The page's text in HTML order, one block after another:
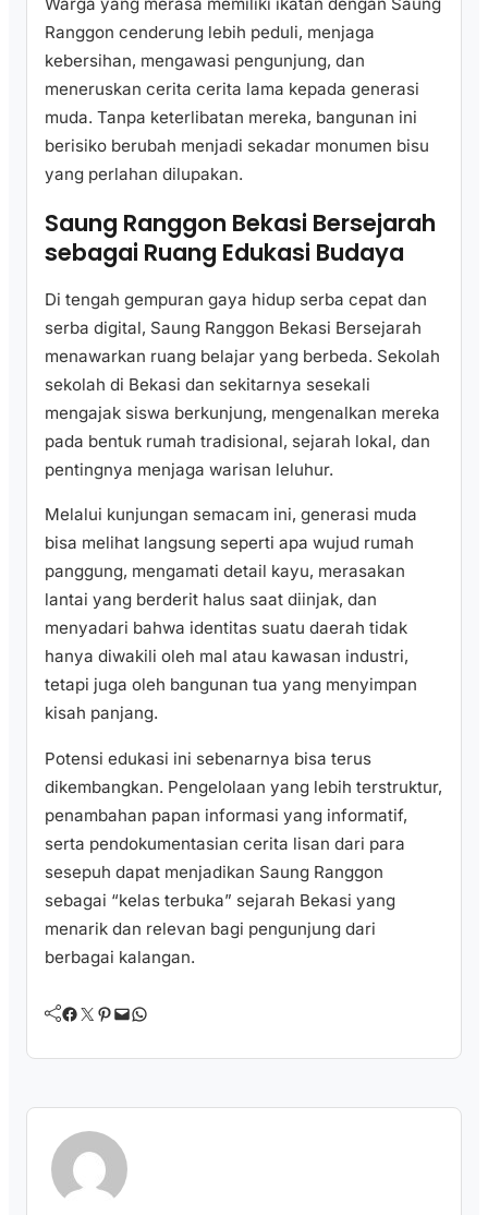
Ranggon cenderung lebih peduli, menjaga
kebersihan, mengawasi pengunjung, dan
meneruskan cerita cerita lama kepada generasi
muda. Tanpa keterlibatan mereka, bangunan ini
berisiko berubah menjadi sekadar monumen bisu
yang perlahan dilupakan.
Saung Ranggon Bekasi Bersejarah
sebagai Ruang Edukasi Budaya
Di tengah gempuran gaya hidup serba cepat dan
serba digital, Saung Ranggon Bekasi Bersejarah
menawarkan ruang belajar yang berbeda. Sekolah
sekolah di Bekasi dan sekitarnya sesekali
mengajak siswa berkunjung, mengenalkan mereka
pada bentuk rumah tradisional, sejarah lokal, dan
pentingnya menjaga warisan leluhur.
Melalui kunjungan semacam ini, generasi muda
bisa melihat langsung seperti apa wujud rumah
panggung, mengamati detail kayu, merasakan
lantai yang berderit halus saat diinjak, dan
menyadari bahwa identitas suatu daerah tidak
hanya diwakili oleh mal atau kawasan industri,
tetapi juga oleh bangunan tua yang menyimpan
kisah panjang.
Potensi edukasi ini sebenarnya bisa terus
dikembangkan. Pengelolaan yang lebih terstruktur,
penambahan papan informasi yang informatif,
serta pendokumentasian cerita lisan dari para
sesepuh dapat menjadikan Saung Ranggon
sebagai “kelas terbuka” sejarah Bekasi yang
menarik dan relevan bagi pengunjung dari
berbagai kalangan.
Facebook Twitter Pinterest Mail WhatsApp